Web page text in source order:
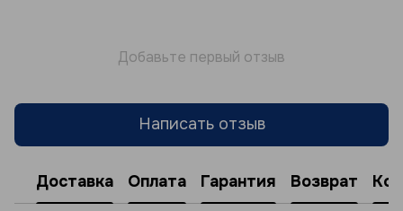
Добавьте первый отзыв
Написать отзыв
Доставка Оплата Гарантия Возврат